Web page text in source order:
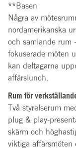
**Basen
Några av
nordamerikanska
och samlande rum
fokuserade möten
kan deltagarna
affärslunch.
Rum för
Två styrelserum
plug & play-
skärm och
viktiga affärsmöten